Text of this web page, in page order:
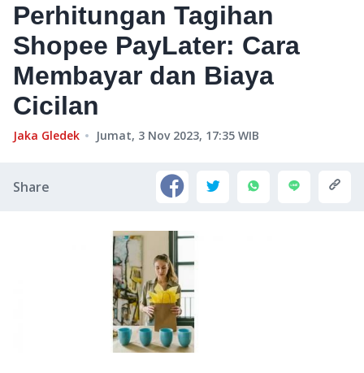
Perhitungan Tagihan
Shopee PayLater: Cara
Membayar dan Biaya
Cicilan
Jaka Gledek Jumat, 3 Nov 2023, 17:35 WIB
Share